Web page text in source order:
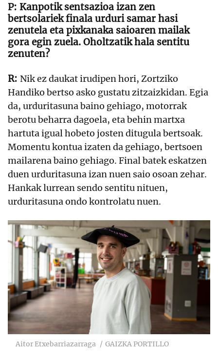
Kanpotik sentsazioa izan zen
bertsolariek finala urduri samar hasi
zenutela eta pixkanaka saioaren mailak
gora egin zuela. Oholtzatik hala sentitu
zenuten?
Nik ez daukat irudipen hori, Zortziko
Handiko bertso asko gustatu zitzaizkidan. Egia
da, urduritasuna baino gehiago, motorrak
berotu beharra dagoela, eta behin martxa
hartuta igual hobeto josten ditugula bertsoak.
Momentu kontua izaten da gehiago, bertsoen
mailarena baino gehiago. Final batek eskatzen
duen urduritasuna izan nuen saio osoan zehar.
Hankak lurrean sendo sentitu nituen,
urduritasuna ondo kontrolatu nuen.
Aitor Etxebarriazarraga GAIZKA PORTILLO